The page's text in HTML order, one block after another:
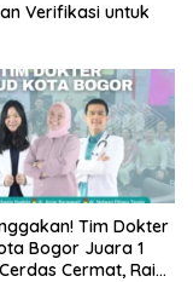
Verifikasi untuk
Tim Dokter
Bogor Juara 1
Cermat, Raih